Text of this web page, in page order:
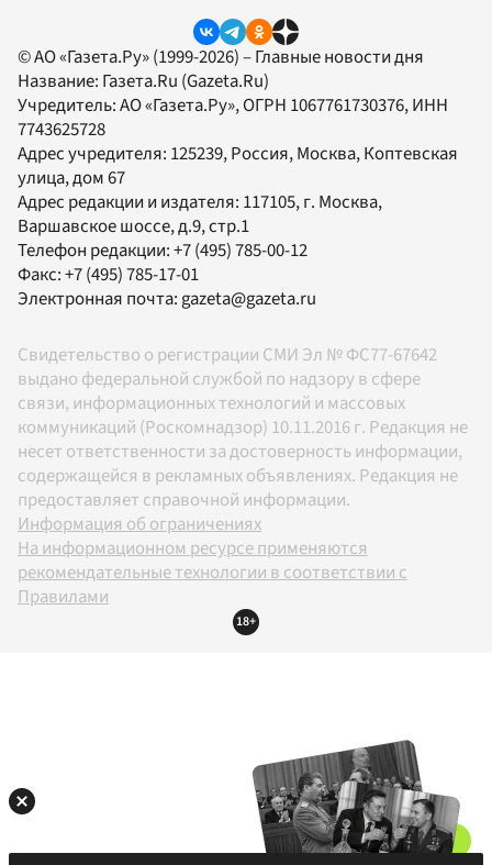
© АО «Газета.Ру» (1999-2026) – Главные новости дня
Название: Газета.Ru (Gazeta.Ru)
Учредитель:АО «Газета.Ру», ОГРН 1067761730376, ИНН
7743625728
Адрес учредителя: 125239, Россия, Москва, Коптевская
улица, дом 67
Адрес редакции и издателя: 117105, г. Москва,
Варшавское шоссе, д.9, стр.1
Телефон редакции:+7 (495) 785-00-12
Факс:+7 (495) 785-17-01
Электронная почта:gazeta@gazeta.ru
Свидетельство о регистрации СМИ Эл № ФС77-67642
выдано федеральной службой по надзору в сфере
связи, информационных технологий и массовых
коммуникаций (Роскомнадзор) 10.11.2016 г. Редакция не
несет ответственности за достоверность информации,
содержащейся в рекламных объявлениях. Редакция не
предоставляет справочной информации.
Информация об ограничениях
На информационном ресурсе применяются
рекомендательные технологии в соответствии с
Правилами
18+